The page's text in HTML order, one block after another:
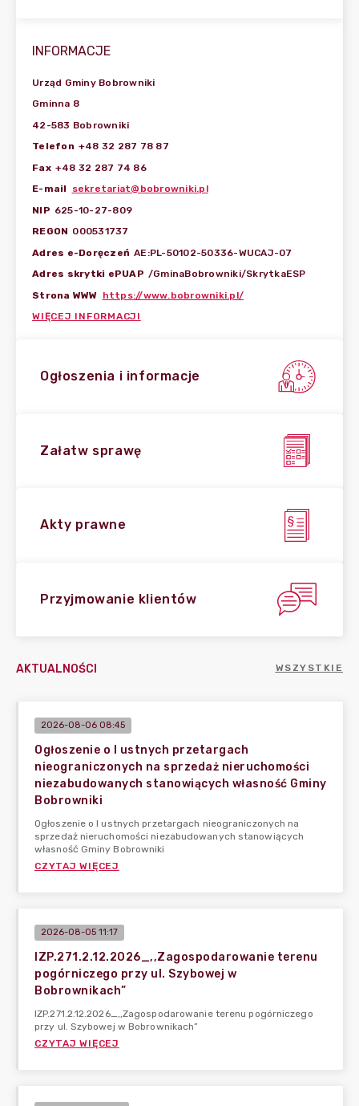
INFORMACJE
Urząd Gminy Bobrowniki
Gminna 8
42-583 Bobrowniki
Telefon +48 32 287 78 87
Fax +48 32 287 74 86
E-mail sekretariat@bobrowniki.pl
NIP 625-10-27-809
REGON 000531737
Adres e-Doręczeń AE:PL-50102-50336-WUCAJ-07
Adres skrytki ePUAP /GminaBobrowniki/SkrytkaESP
Strona WWW https://www.bobrowniki.pl/
WIĘCEJ INFORMACJI
Ogłoszenia i informacje
Załatw sprawę
Akty prawne
Przyjmowanie klientów
AKTUALNOŚCI WSZYSTKIE
2026-08-06 08:45
Ogłoszenie o I ustnych przetargach
nieograniczonych na sprzedaż nieruchomości
niezabudowanych stanowiących własność Gminy
Bobrowniki
Ogłoszenie o I ustnych przetargach nieograniczonych na
sprzedaż nieruchomości niezabudowanych stanowiących
własność Gminy Bobrowniki
CZYTAJ WIĘCEJ
2026-08-05 11:17
IZP.271.2.12.2026_,,Zagospodarowanie terenu
pogórniczego przy ul. Szybowej w
Bobrownikach”
IZP.271.2.12.2026_,,Zagospodarowanie terenu pogórniczego
przy ul. Szybowej w Bobrownikach”
CZYTAJ WIĘCEJ